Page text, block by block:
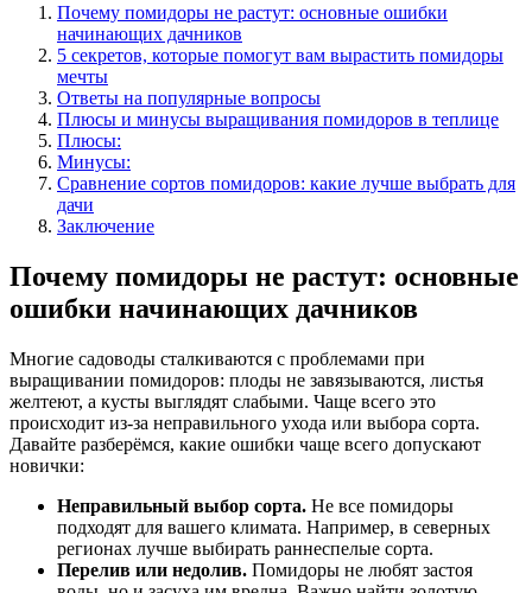
Почему помидоры не растут: основные ошибки
начинающих дачников
5 секретов, которые помогут вам вырастить помидоры
мечты
Ответы на популярные вопросы
Плюсы и минусы выращивания помидоров в теплице
Плюсы:
Минусы:
Сравнение сортов помидоров: какие лучше выбрать для
дачи
Заключение
Почему помидоры не растут: основные
ошибки начинающих дачников
Многие садоводы сталкиваются с проблемами при
выращивании помидоров: плоды не завязываются, листья
желтеют, а кусты выглядят слабыми. Чаще всего это
происходит из-за неправильного ухода или выбора сорта.
Давайте разберёмся, какие ошибки чаще всего допускают
новички:
Неправильный выбор сорта. Не все помидоры
подходят для вашего климата. Например, в северных
регионах лучше выбирать раннеспелые сорта.
Перелив или недолив. Помидоры не любят застоя